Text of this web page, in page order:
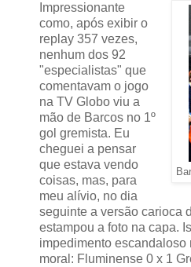
Impressionante
como, após exibir o
replay 357 vezes,
nenhum dos 92
"especialistas" que
comentavam o jogo
na TV Globo viu a
mão de Barcos no 1º
gol gremista. Eu
cheguei a pensar
que estava vendo
coisas, mas, para
meu alívio, no dia
seguinte a versão carioca
estampou a foto na capa.
impedimento escandaloso
moral: Fluminense 0 x 1